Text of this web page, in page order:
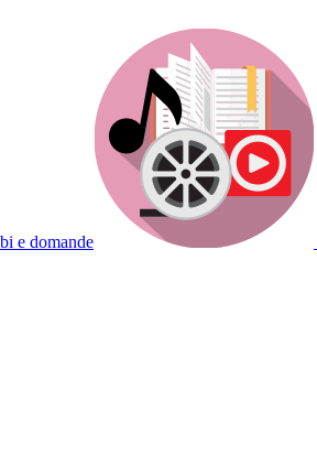
e domande